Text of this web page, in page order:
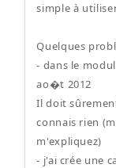
simple à
Quelques
- dans le
ao�t 2012
Il doit
connais rien
m'expliquez)
- j'ai crée une